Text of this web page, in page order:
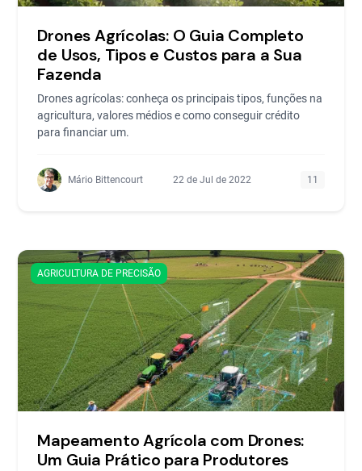
Drones Agrícolas: O Guia Completo
de Usos, Tipos e Custos para a Sua
Fazenda
Drones agrícolas: conheça os principais tipos, funções na
agricultura, valores médios e como conseguir crédito
para financiar um.
Mário Bittencourt 22 de Jul de 2022 11
AGRICULTURA DE PRECISÃO
Mapeamento Agrícola com Drones:
Um Guia Prático para Produtores